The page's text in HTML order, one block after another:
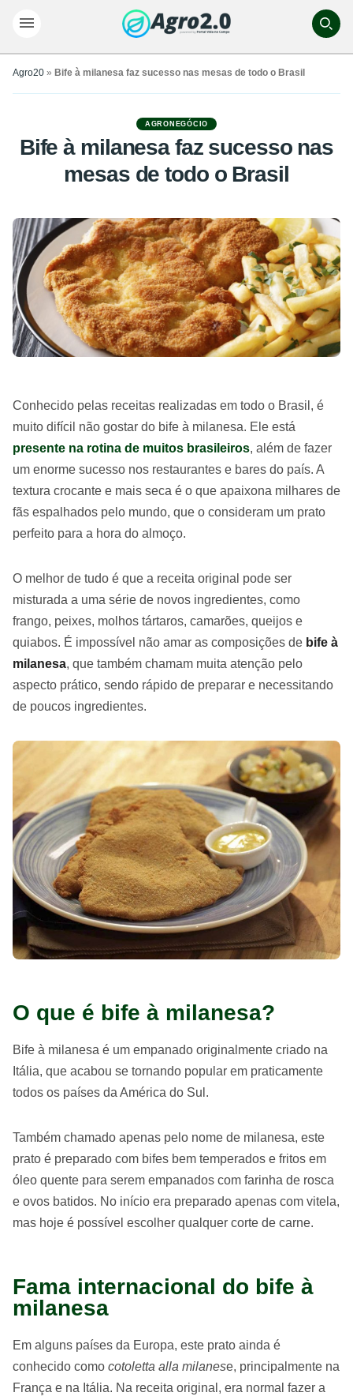
Agro20 » Bife à milanesa faz sucesso nas mesas de todo o Brasil
AGRONEGÓCIO
Bife à milanesa faz sucesso nas
mesas de todo o Brasil
Conhecido pelas receitas realizadas em todo o Brasil, é
muito difícil não gostar do bife à milanesa. Ele está
presente na rotina de muitos brasileiros, além de fazer
um enorme sucesso nos restaurantes e bares do país. A
textura crocante e mais seca é o que apaixona milhares de
fãs espalhados pelo mundo, que o consideram um prato
perfeito para a hora do almoço.
O melhor de tudo é que a receita original pode ser
misturada a uma série de novos ingredientes, como
frango, peixes, molhos tártaros, camarões, queijos e
quiabos. É impossível não amar as composições de bife à
milanesa, que também chamam muita atenção pelo
aspecto prático, sendo rápido de preparar e necessitando
de poucos ingredientes.
O que é bife à milanesa?
Bife à milanesa é um empanado originalmente criado na
Itália, que acabou se tornando popular em praticamente
todos os países da América do Sul.
Também chamado apenas pelo nome de milanesa, este
prato é preparado com bifes bem temperados e fritos em
óleo quente para serem empanados com farinha de rosca
e ovos batidos. No início era preparado apenas com vitela,
mas hoje é possível escolher qualquer corte de carne.
Fama internacional do bife à
milanesa
Em alguns países da Europa, este prato ainda é
conhecido como cotoletta alla milanese, principalmente na
França e na Itália. Na receita original, era normal fazer a